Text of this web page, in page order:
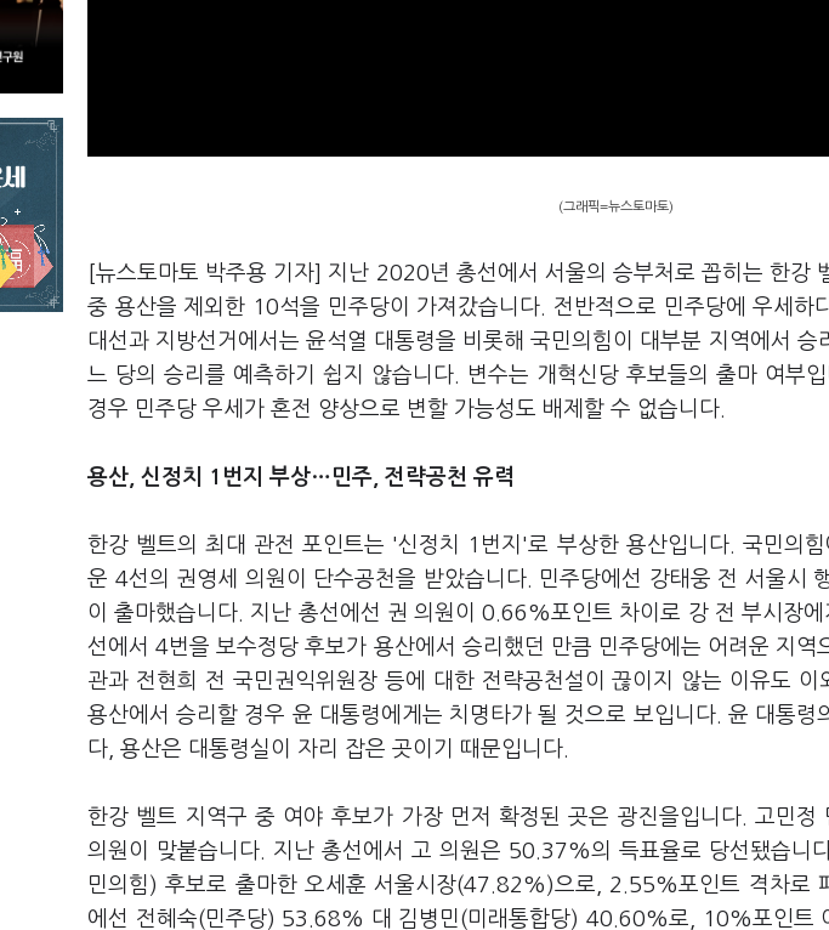
(그래픽=뉴스토마토)
[뉴스토마토 박주용 기자] 지난 2020년 총선에서 서울의 승부처로 꼽히는 한강
중 용산을 제외한 10석을 민주당이 가져갔습니다. 전반적으로 민주당에 우세하
대선과 지방선거에서는 윤석열 대통령을 비롯해 국민의힘이 대부분 지역에서 승
느 당의 승리를 예측하기 쉽지 않습니다. 변수는 개혁신당 후보들의 출마 여부
경우 민주당 우세가 혼전 양상으로 변할 가능성도 배제할 수 없습니다.
용산, 신정치 1번지 부상…민주, 전략공천 유력
한강 벨트의 최대 관전 포인트는 '신정치 1번지'로 부상한 용산입니다. 국민의
운 4선의 권영세 의원이 단수공천을 받았습니다. 민주당에선 강태웅 전 서울시
이 출마했습니다. 지난 총선에선 권 의원이 0.66%포인트 차이로 강 전 부시장
선에서 4번을 보수정당 후보가 용산에서 승리했던 만큼 민주당에는 어려운 지역
관과 전현희 전 국민권익위원장 등에 대한 전략공천설이 끊이지 않는 이유도
용산에서 승리할 경우 윤 대통령에게는 치명타가 될 것으로 보입니다. 윤 대통령
다, 용산은 대통령실이 자리 잡은 곳이기 때문입니다.
한강 벨트 지역구 중 여야 후보가 가장 먼저 확정된 곳은 광진을입니다. 고민정
의원이 맞붙습니다. 지난 총선에서 고 의원은 50.37%의 득표율로 당선됐습니
민의힘) 후보로 출마한 오세훈 서울시장(47.82%)으로, 2.55%포인트 격차로
에선 전혜숙(민주당) 53.68% 대 김병민(미래통합당) 40.60%로, 10%포인트